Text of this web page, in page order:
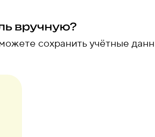
вручную?
сохранить учётные